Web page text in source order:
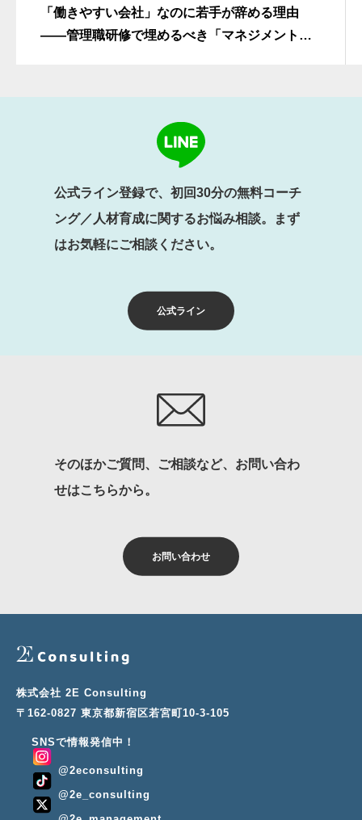
「働きやすい会社」なのに若手が辞める理由
――管理職研修で埋めるべき「マネジメントの
公式ライン
公式ライン登録で、初回30分の無料コーチ
ング／人材育成に関するお悩み相談。まず
はお気軽にご相談ください。
お問い合わせ
そのほかご質問、ご相談など、お問い合わ
せはこちらから。
株式会社 2E Consulting
〒162-0827 東京都新宿区若宮町10-3-105